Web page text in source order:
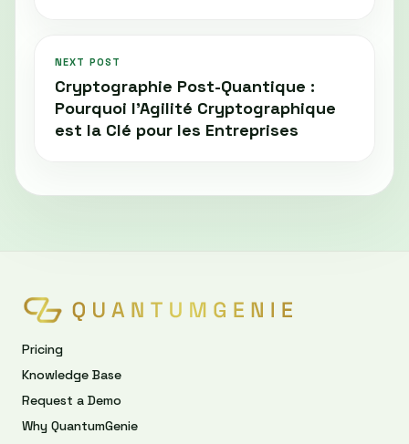
NEXT POST
Cryptographie Post-Quantique :
Pourquoi l’Agilité Cryptographique
est la Clé pour les Entreprises
Pricing
Knowledge Base
Request a Demo
Why QuantumGenie